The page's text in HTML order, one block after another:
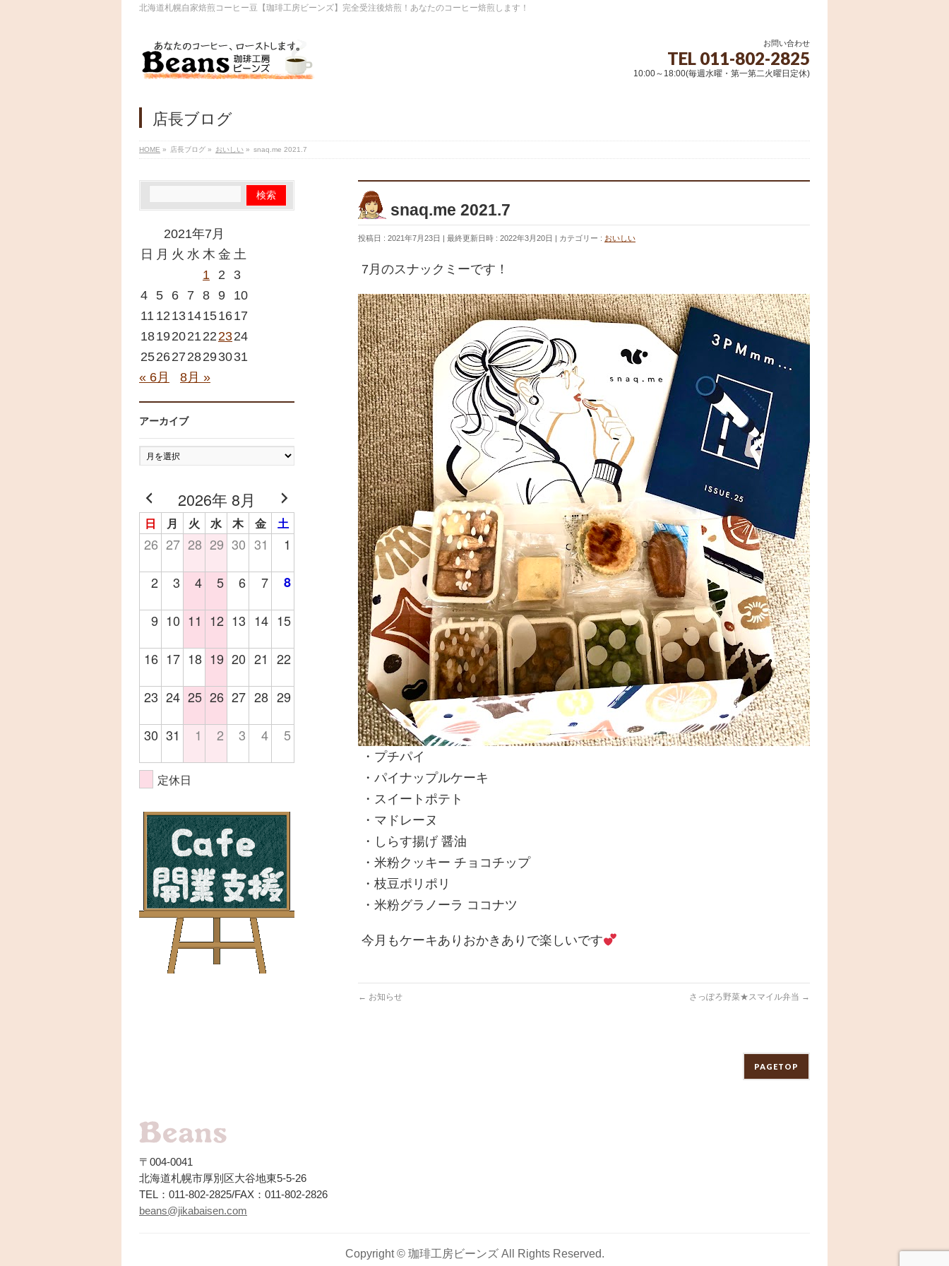
北海道札幌自家焙煎コーヒー豆【珈琲工房ビーンズ】完全受注後焙煎！あなたのコーヒー焙煎します！
お問い合わせ
TEL 011-802-2825
10:00～18:00(毎週水曜・第一第二火曜日定休)
店長ブログ
HOME » 店長ブログ » おいしい » snaq.me 2021.7
snaq.me 2021.7
投稿日 : 2021年7月23日 最終更新日時 : 2022年3月20日 カテゴリー : おいしい
7月のスナックミーです！
・プチパイ
・パイナップルケーキ
・スイートポテト
・マドレーヌ
・しらす揚げ 醤油
・米粉クッキー チョコチップ
・枝豆ポリポリ
・米粉グラノーラ ココナツ
今月もケーキありおかきありで楽しいです
← お知らせ さっぽろ野菜★スマイル弁当 →
2021年7月
日 月 火 水 木 金 土
1
2
3
4
5 6 7 8 9
10
11 12 1314151617
18192021222324
252627 28293031
« 6月
8月 »
アーカイブ
ア
ー
イ
ブ
2026年 8月
日 月 火 水 木 金 土
26 27 28 29 30 31 1
2 3 4 5 6 7 8
9 10 11 12 13 14 15
16 17 18 19 20 21 22
23 24 25 26 27 28 29
30 31 1 2 3 4 5
定休日
PAGETOP
〒004-0041
北海道札幌市厚別区大谷地東5-5-26
TEL：011-802-2825/FAX：011-802-2826
beans@jikabaisen.com
Copyright © 珈琲工房ビーンズAll Rights Reserved.